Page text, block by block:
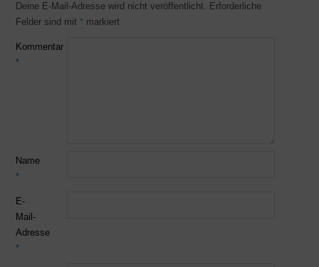
Deine E-Mail-Adresse wird nicht veröffentlicht. Erforderliche
Felder sind mit * markiert
Kommentar
*
Name
*
E-
Mail-
Adresse
*